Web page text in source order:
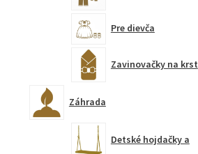
Pre dievča
Zavinovačky na krst
Záhrada
Detské hojdačky a